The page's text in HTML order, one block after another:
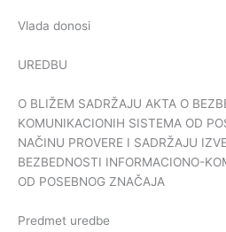
Vlada donosi
UREDBU
O BLIŽEM SADRŽAJU AKTA O
KOMUNIKACIONIH SISTEMA OD
NAČINU PROVERE I SADRŽAJU
BEZBEDNOSTI INFORMACIONO-
OD POSEBNOG ZNAČAJA
Predmet uredbe